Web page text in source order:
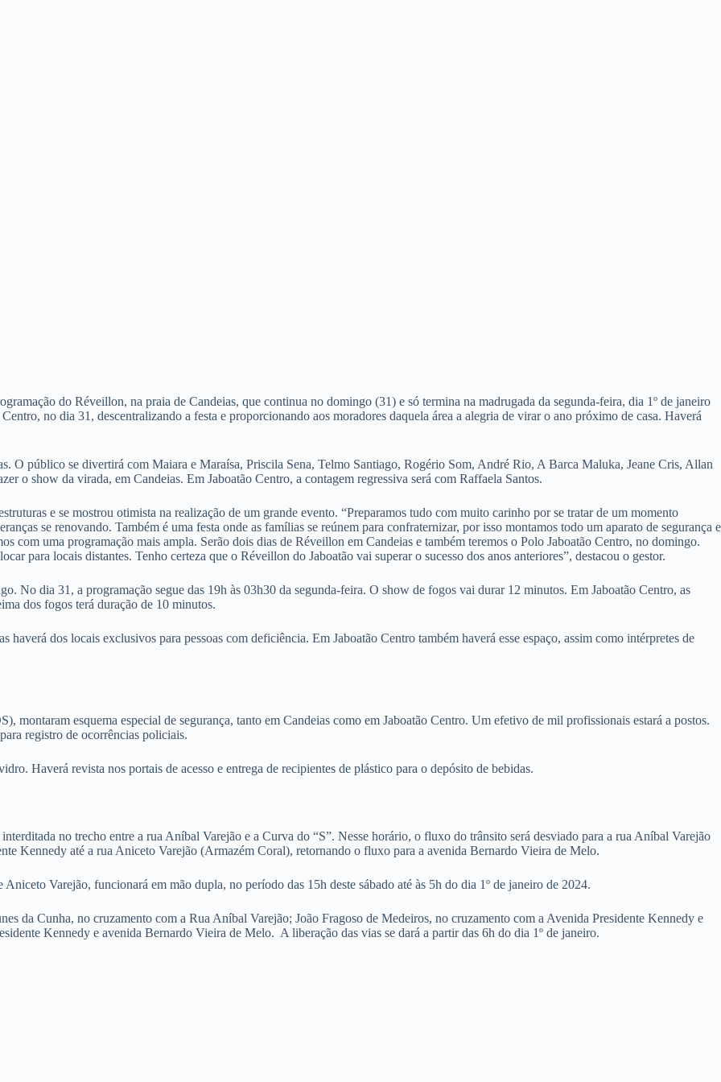
do Réveillon, na praia de Candeias, que continua no domingo (31) e só termina na madrugada da segunda-feira, dia 1º de janeiro
no dia 31, descentralizando a festa e proporcionando aos moradores daquela área a alegria de virar o ano próximo de casa. Haverá
O público se divertirá com Maiara e Maraísa, Priscila Sena, Telmo Santiago, Rogério Som, André Rio, A Barca Maluka, Jeane Cris, Allan
o show da virada, em Candeias. Em Jaboatão Centro, a contagem regressiva será com Raffaela Santos.
e se mostrou otimista na realização de um grande evento. “Preparamos tudo com muito carinho por se tratar de um momento
se renovando. Também é uma festa onde as famílias se reúnem para confraternizar, por isso montamos todo um aparato de segurança e
com uma programação mais ampla. Serão dois dias de Réveillon em Candeias e também teremos o Polo Jaboatão Centro, no domingo.
para locais distantes. Tenho certeza que o Réveillon do Jaboatão vai superar o sucesso dos anos anteriores”, destacou o gestor.
No dia 31, a programação segue das 19h às 03h30 da segunda-feira. O show de fogos vai durar 12 minutos. Em Jaboatão Centro, as
dos fogos terá duração de 10 minutos.
dos locais exclusivos para pessoas com deficiência. Em Jaboatão Centro também haverá esse espaço, assim como intérpretes de
montaram esquema especial de segurança, tanto em Candeias como em Jaboatão Centro. Um efetivo de mil profissionais estará a postos.
registro de ocorrências policiais.
Haverá revista nos portais de acesso e entrega de recipientes de plástico para o depósito de bebidas.
no trecho entre a rua Aníbal Varejão e a Curva do “S”. Nesse horário, o fluxo do trânsito será desviado para a rua Aníbal Varejão
Kennedy até a rua Aniceto Varejão (Armazém Coral), retornando o fluxo para a avenida Bernardo Vieira de Melo.
Varejão, funcionará em mão dupla, no período das 15h deste sábado até às 5h do dia 1º de janeiro de 2024.
da Cunha, no cruzamento com a Rua Aníbal Varejão; João Fragoso de Medeiros, no cruzamento com a Avenida Presidente Kennedy e
Kennedy e avenida Bernardo Vieira de Melo. A liberação das vias se dará a partir das 6h do dia 1º de janeiro.